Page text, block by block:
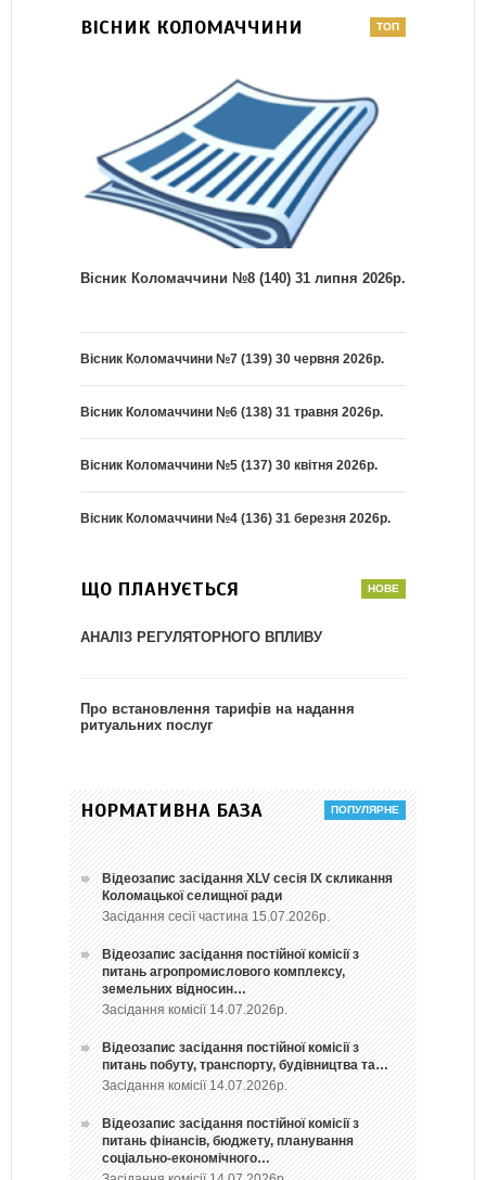
ВІСНИК КОЛОМАЧЧИНИ
Вісник Коломаччини №8 (140) 31 липня 2026р.
Вісник Коломаччини №7 (139) 30 червня 2026р.
Вісник Коломаччини №6 (138) 31 травня 2026р.
Вісник Коломаччини №5 (137) 30 квітня 2026р.
Вісник Коломаччини №4 (136) 31 березня 2026р.
ЩО ПЛАНУЄТЬСЯ
АНАЛІЗ РЕГУЛЯТОРНОГО ВПЛИВУ
Про встановлення тарифів на надання
ритуальних послуг
НОРМАТИВНА БАЗА
Відеозапис засідання ХLV сесія ІХ скликання
Коломацької селищної ради
Засідання сесії частина 15.07.2026р.
Відеозапис засідання постійної комісії з
питань агропромислового комплексу,
земельних відносин…
Засідання комісії 14.07.2026р.
Відеозапис засідання постійної комісії з
питань побуту, транспорту, будівництва та…
Засідання комісії 14.07.2026р.
Відеозапис засідання постійної комісії з
питань фінансів, бюджету, планування
соціально-економічного…